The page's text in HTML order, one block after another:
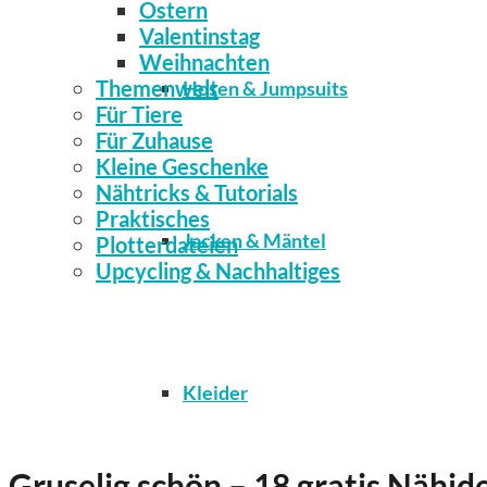
Hosen & Jumpsuits
Jacken & Mäntel
Kleider
Ostern
Valentinstag
Weihnachten
Themenwelt
Für Tiere
Für Zuhause
Kleine Geschenke
Nähtricks & Tutorials
Praktisches
Plotterdateien
Upcycling & Nachhaltiges